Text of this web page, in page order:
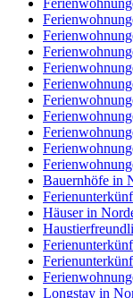
Bauernhöfe in
Häuser in
Longstay in